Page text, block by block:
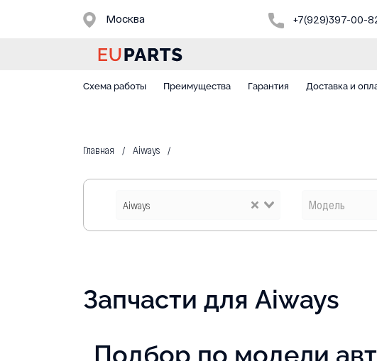
Москва +7(929)397-00-
Схема работы Преимущества Гарантия Доставка и
Главная Aiways
Aiways
Запчасти для Aiways
Подбор по модели